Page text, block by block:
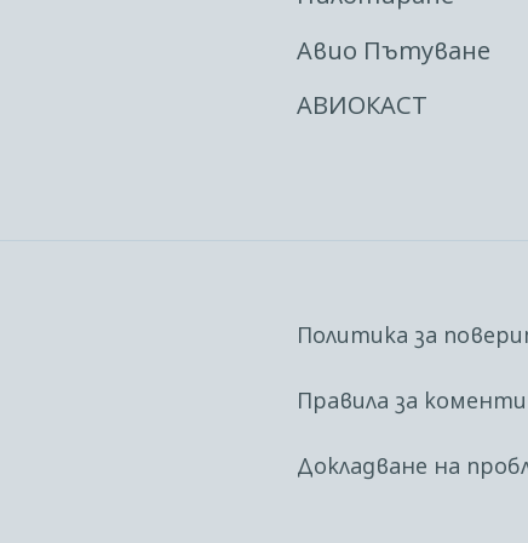
Авио Пътуване
АВИОКАСТ
Политика за
Правила за
Докладване на